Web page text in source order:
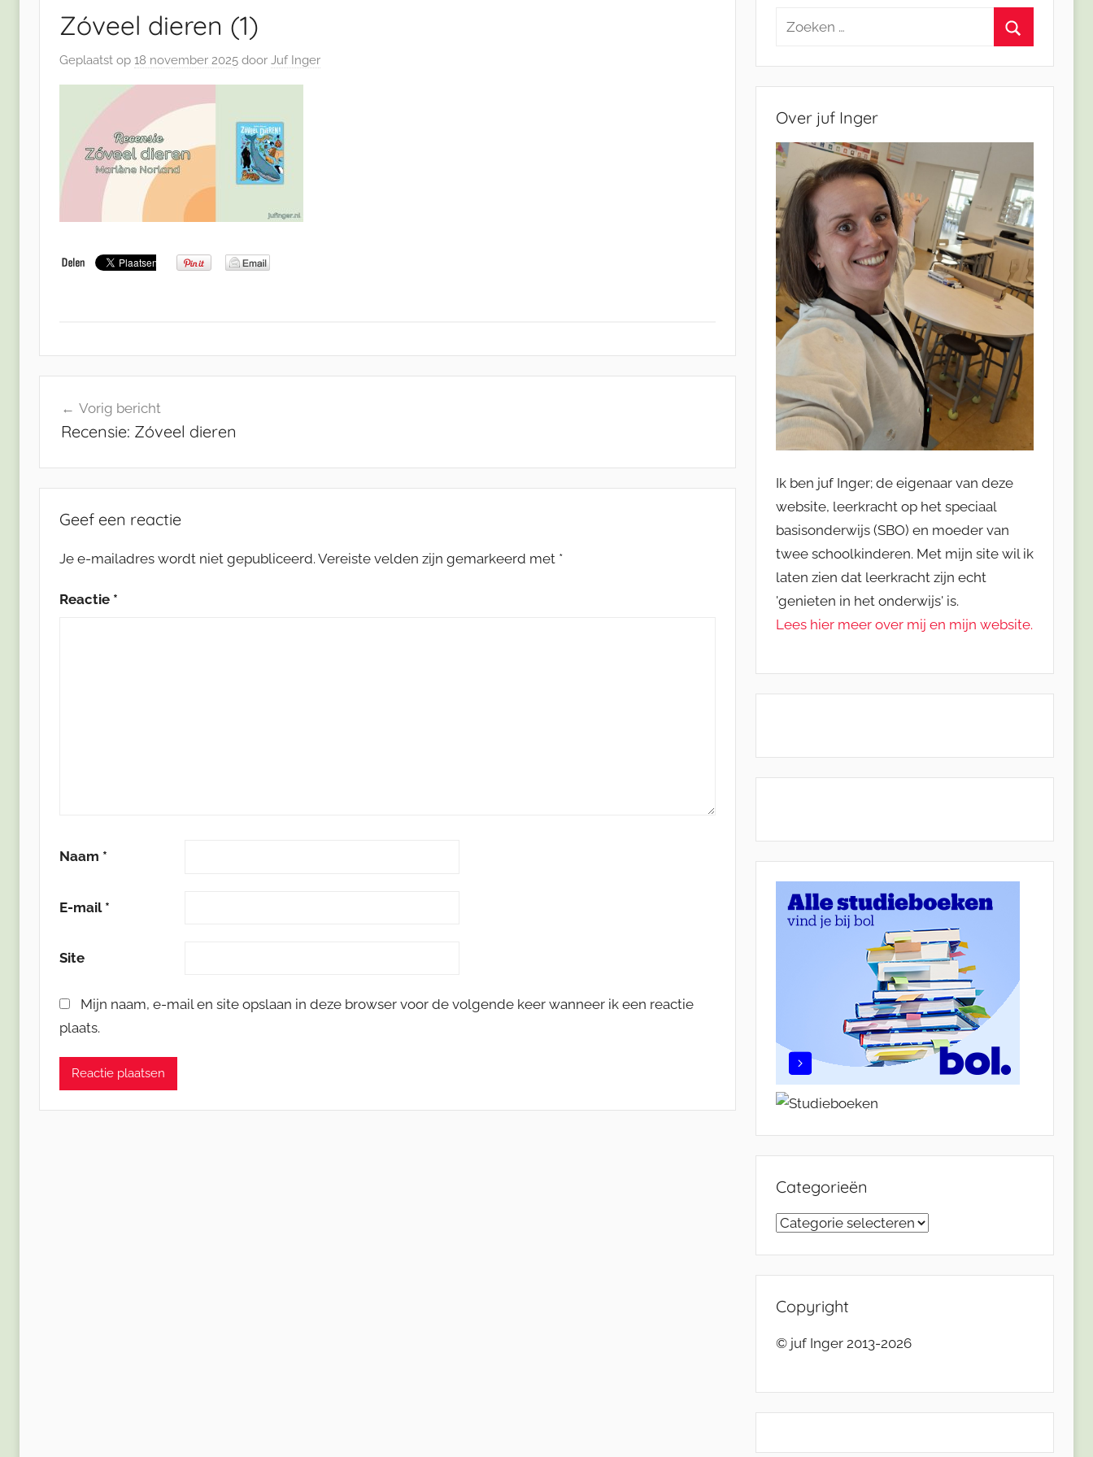
Zóveel dieren (1)
Geplaatst op 18 november 2025 door Juf Inger
navigatie
Vorig bericht
Recensie: Zóveel dieren
Geef een reactie
Je e-mailadres wordt niet gepubliceerd. Vereiste velden zijn gemarkeerd met *
Reactie *
Naam *
E-mail *
Site
Mijn naam, e-mail en site opslaan in deze browser voor de volgende keer wanneer ik een reactie
plaats.
Zoeken
Over juf Inger
Ik ben juf Inger; de eigenaar van deze
website, leerkracht op het speciaal
basisonderwijs (SBO) en moeder van
twee schoolkinderen. Met mijn site wil ik
laten zien dat leerkracht zijn echt
'genieten in het onderwijs' is.
Lees hier meer over mij en mijn website.
Categorieën
Categorieën
Copyright
© juf Inger 2013-2026